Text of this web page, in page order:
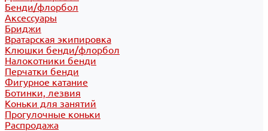
Бенди/флорбол
Аксессуары
Бриджи
Вратарская экипировка
Клюшки бенди/флорбол
Налокотники бенди
Перчатки бенди
Фигурное катание
Ботинки, лезвия
Коньки для занятий
Прогулочные коньки
Распродажа